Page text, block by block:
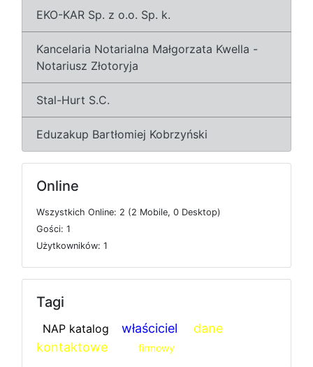
EKO-KAR Sp. z o.o. Sp. k.
Kancelaria Notarialna Małgorzata Kwella -
Notariusz Złotoryja
Stal-Hurt S.C.
Eduzakup Bartłomiej Kobrzyński
Online
Wszystkich Online: 2 (2 Mobile, 0 Desktop)
Gości: 1
Użytkowników: 1
Tagi
NAP katalog właściciel
dane
kontaktowe
firmowy